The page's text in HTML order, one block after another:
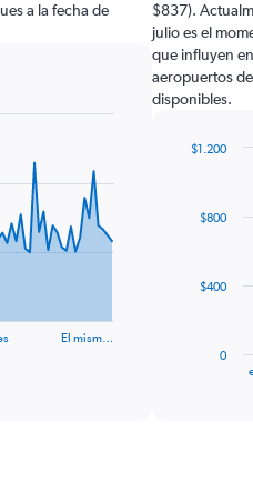
a la fecha de
El mism…
$837).
julio es el
que influyen
aeropuertos
disponibles.
The
0
$400
$800
$1.200